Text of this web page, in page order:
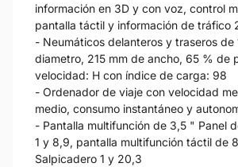
información en 3D y con voz, control
pantalla táctil y información de tráfico
- Neumáticos delanteros y traseros de
diametro, 215 mm de ancho, 65 % de
velocidad: H con índice de carga: 98
- Ordenador de viaje con velocidad
medio, consumo instantáneo y
- Pantalla multifunción de 3,5 " Panel
1 y 8,9, pantalla multifunción táctil de
Salpicadero 1 y 20,3